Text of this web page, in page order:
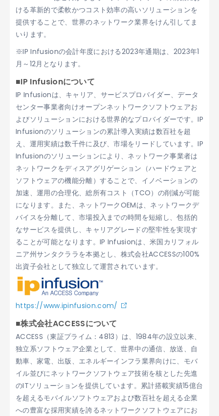
ける革新的で柔軟かつコスト効率の高いソリューションを
提供することで、世界のネットワーク業界をけん引してま
いります。
※IP Infusionの会計年度における2023年通期は、2023年1
月～12月となります。
■IP Infusionについて
IP Infusionは、キャリア、サービスプロバイダー、データ
センター事業者向けオープンネットワークソフトウェアお
よびソリューションにおける世界的なプロバイダーです。IP
Infusionのソリューションの累計導入実績は数百社を超
え、運用実績は数千件に及び、市場をリードしています。IP
Infusionのソリューションにより、ネットワーク事業者は
ネットワークをディスアグリゲーション（ハードウェアと
ソフトウェアの機能分離）することで、イノベーションの
加速、運用の合理化、総所有コスト（TCO）の削減が可能
になります。また、ネットワークOEMは、ネットワークデ
バイスを分離して、市場投入までの時間を短縮し、包括的
なサービスを提供し、キャリアグレードの堅牢性を実現す
ることが可能となります。IP Infusionは、米国カリフォル
ニア州サンタクララを本拠とし、株式会社ACCESSの100%
出資子会社として独立して運営されています。
https://www.ipinfusion.com/
■株式会社ACCESSについて
ACCESS（東証プライム：4813）は、1984年の設立以来、
独立系ソフトウェア企業として、世界中の通信、放送、自
動車、家電、出版、エネルギーインフラ業界向けに、モバ
イル並びにネットワークソフトウェア技術を核とした先進
のITソリューションを提供しています。累計搭載実績15億台
を超えるモバイルソフトウェアおよび数百社を超える企業
への豊富な採用実績を誇るネットワークソフトウェアにお